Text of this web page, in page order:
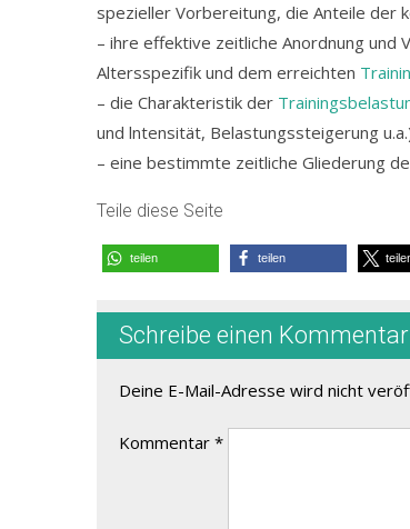
spezieller Vorbereitung, die Anteile der
– ihre effektive zeitliche Anordnung und
Altersspezifik und dem erreichten
– die Charakteristik der
und lntensität, Belastungssteigerung
– eine bestimmte zeitliche Gliederung
Teile diese Seite
teilen teilen
Schreibe einen Kommentar
Deine E-Mail-Adresse wird nicht
Kommentar *